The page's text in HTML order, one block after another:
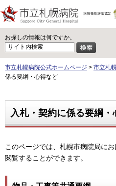
お探しの情報は何ですか。
市立札幌病院公式ホームページ > 市立札
係る要綱・心得など
入札・契約に係る要綱・
このページでは、札幌市病院局に
閲覧することができます。